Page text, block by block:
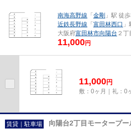
南海高野線 「 金剛 」駅 徒
近鉄長野線 「 富田林西口
大阪府富田林市向陽台 ２丁
11,000円
11,000円
敷：0ヶ月｜礼：0
賃貸｜駐車場 向陽台2丁目モータープー